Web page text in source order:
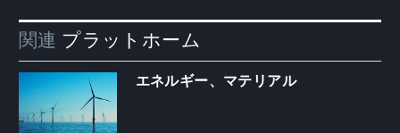
関連 プラットホーム
エネルギー、マテリアル